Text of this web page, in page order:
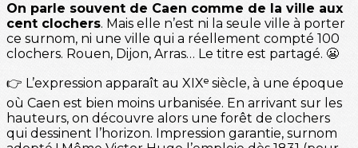
On parle souvent de Caen comme de la ville aux
cent clochers. Mais elle n’est ni la seule ville à porter
ce surnom, ni une ville qui a réellement compté 100
clochers. Rouen, Dijon, Arras… Le titre est partagé. 😬
👉 L’expression apparaît au XIXᵉ siècle, à une époque
où Caen est bien moins urbanisée. En arrivant sur les
hauteurs, on découvre alors une forêt de clochers
qui dessinent l’horizon. Impression garantie, surnom